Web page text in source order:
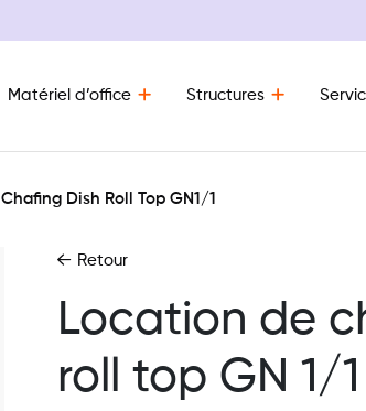
Matériel d’office Structures
Chafing Dish Roll Top GN1/1
Retour
Location de
roll top GN 1/1